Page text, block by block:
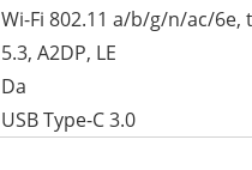
Wi-Fi 802.11 a/b/g/n/ac/6e,
5.3, A2DP, LE
Da
USB Type-C 3.0